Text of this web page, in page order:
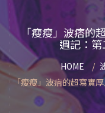
「瘦瘦」波痞的
週記：
HOME
「瘦瘦」波痞的超寫實